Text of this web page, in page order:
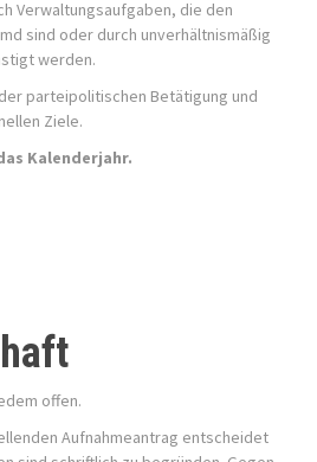
Verwaltungsaufgaben, die den
sind oder durch unverhältnismäßig
werden.
parteipolitischen Betätigung und
Ziele.
Kalenderjahr.
offen.
Aufnahmeantrag entscheidet